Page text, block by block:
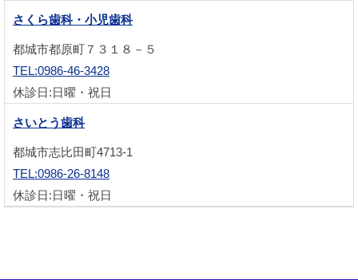
さくら歯科・小児歯科
都城市都原町７３１８－５
TEL:0986-46-3428
休診日:日曜・祝日
さいとう歯科
都城市志比田町4713-1
TEL:0986-26-8148
休診日:日曜・祝日